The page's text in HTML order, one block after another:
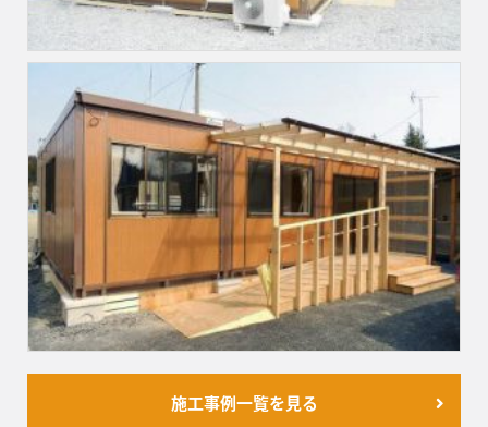
施工事例一覧を見る